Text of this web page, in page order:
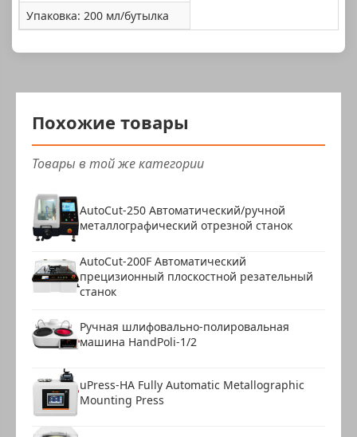
Упаковка: 200 мл/бутылка
Похожие товары
Товары в той же категории
AutoCut-250 Автоматический/ручной
металлографический отрезной станок
AutoCut-200F Автоматический
прецизионный плоскостной резательный
станок
Ручная шлифовально-полировальная
машина HandPoli-1/2
uPress-HA Fully Automatic Metallographic
Mounting Press